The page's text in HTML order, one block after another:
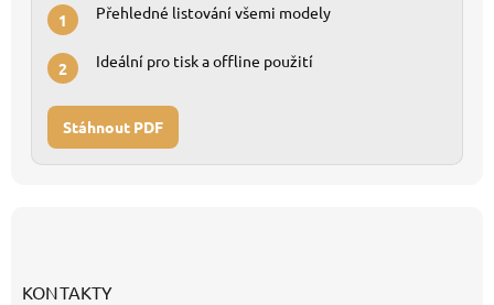
1 Přehledné listování všemi modely
2 Ideální pro tisk a offline použití
Stáhnout PDF
KONTAKTY